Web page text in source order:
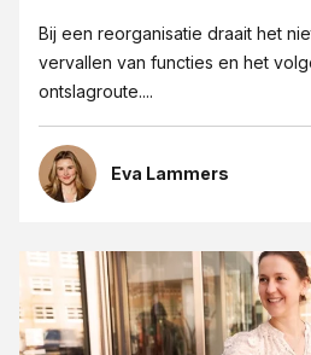
Bij een reorganisatie draait het
vervallen van functies en het
ontslagroute....
Eva Lammers